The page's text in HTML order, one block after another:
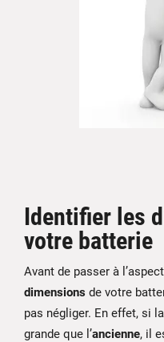
Identifier les
votre batterie
Avant de passer à
dimensions de votre
pas négliger. En effet, si
grande que l’ancienne, il